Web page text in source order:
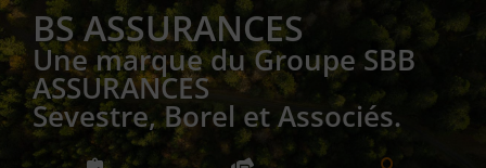
BS ASSURANCES
Une marque du Groupe SBB
ASSURANCES
Sevestre, Borel et Associés.